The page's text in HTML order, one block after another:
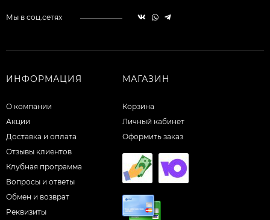
Мы в соц.сетях
ИНФОРМАЦИЯ
О компании
Акции
Доставка и оплата
Отзывы клиентов
Клубная программа
Вопросы и ответы
Обмен и возврат
Реквизиты
МАГАЗИН
Корзина
Личный кабинет
Оформить заказ